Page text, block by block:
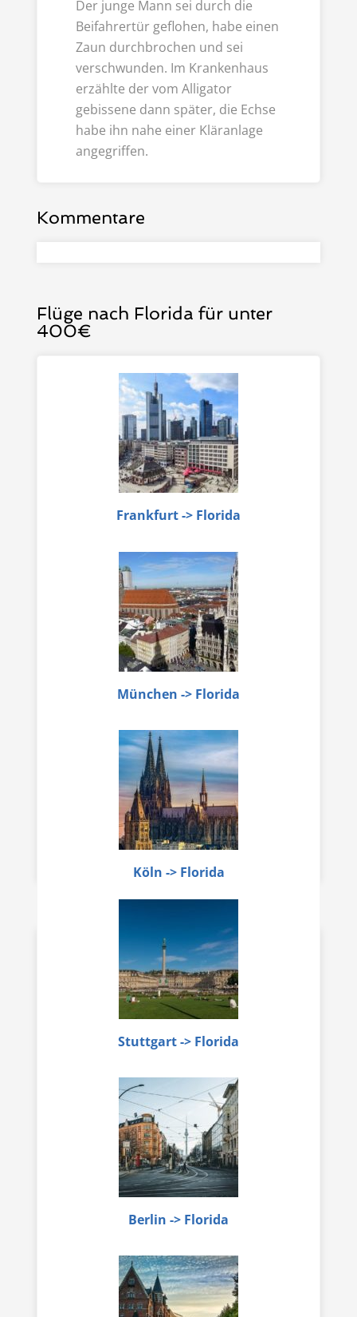
Der junge Mann sei durch die
Beifahrertür geflohen, habe einen
Zaun durchbrochen und sei
verschwunden. Im Krankenhaus
erzählte der vom Alligator
gebissene dann später, die Echse
habe ihn nahe einer Kläranlage
angegriffen.
Kommentare
Flüge nach Florida für unter
400€
Frankfurt -> Florida
München -> Florida
Köln -> Florida
Stuttgart -> Florida
Berlin -> Florida